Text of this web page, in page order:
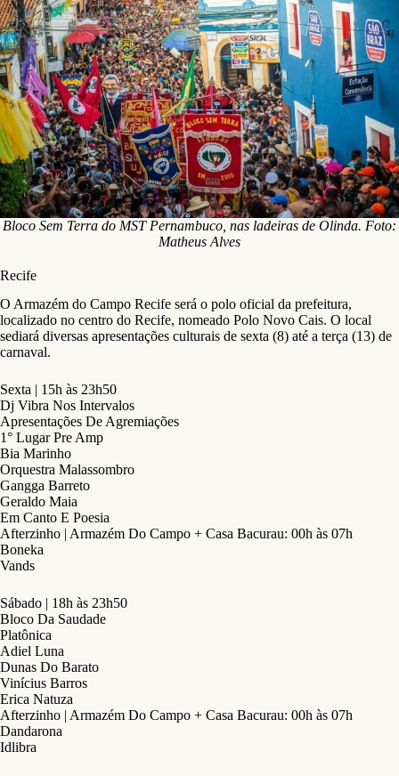
Bloco Sem Terra do MST Pernambuco, nas ladeiras de Olinda. Foto:
Matheus Alves
Recife
O Armazém do Campo Recife será o polo oficial da prefeitura,
localizado no centro do Recife, nomeado Polo Novo Cais. O local
sediará diversas apresentações culturais de sexta (8) até a terça (13) de
carnaval.
Sexta | 15h às 23h50
Dj Vibra Nos Intervalos
Apresentações De Agremiações
1° Lugar Pre Amp
Bia Marinho
Orquestra Malassombro
Gangga Barreto
Geraldo Maia
Em Canto E Poesia
Afterzinho | Armazém Do Campo + Casa Bacurau: 00h às 07h
Boneka
Vands
Sábado | 18h às 23h50
Bloco Da Saudade
Platônica
Adiel Luna
Dunas Do Barato
Vinícius Barros
Erica Natuza
Afterzinho | Armazém Do Campo + Casa Bacurau: 00h às 07h
Dandarona
Idlibra